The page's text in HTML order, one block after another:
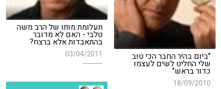
תעלומת מותו של הרב משה
טלבי - האם לא מדובר
בהתאבדות אלא ברצח?
03/04/2011 "ביום בהיר החבר הכי טוב
שלי החליט לשים לעצמו
כדור בראש"
18/09/2010